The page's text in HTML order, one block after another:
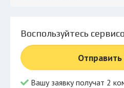
© 2026 Все права защищены
Воспользуйтесь
Отправить
Вашу заявку получат 2